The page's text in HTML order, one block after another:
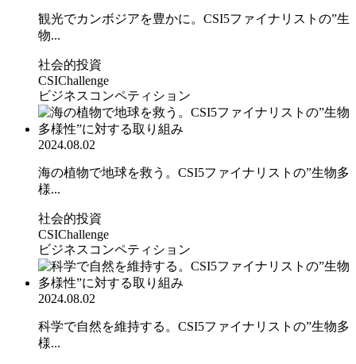
観光でカンボジアを豊かに。CSI5ファイナリストの”生
物...
社会的投資
CSIChallenge
ビジネスコンペティション
2024.08.02
海の植物で地球を救う。CSI5ファイナリストの”生物多
様...
社会的投資
CSIChallenge
ビジネスコンペティション
2024.08.02
科学で自然を維持する。CSI5ファイナリストの”生物多
様...